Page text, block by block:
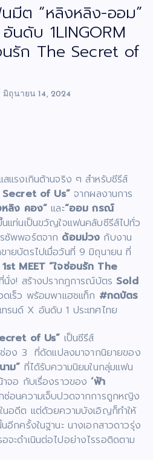
มีต “หลิงหลิง-ออม”
นดับ 1LINGORM
นรัก The Secret of
มิถุนายน 14, 2024
แรงเกินต้านจริง ๆ สำหรับซีรีส์
Secret of Us”จากผลงานการ
ลิง คอง” และ“ออม กรณ์
แท่นเป็นขวัญใจแฟนคลับซีรีส์ไปทั่ว
ซัพพอร์ตจาก ด้อมม่วง กับงาน
ยบัตรไปเมื่อวันที่ 9 มิถุนายน ที่
1st MEET “ใจซ่อนรัก The
นั่ง! สร้างปรากฎการณ์บัตร Sold
ดเร็ว พร้อมพาแฮชแท็ก #กดบัตร
รนด์ X อันดับ 1 ประเทศไทย
of Us” เป็นซีรีส์
อง 3 ที่ดัดแปลงมาจากนิยายของ
าม” ที่ได้รับความนิยมในกลุ่มแฟน
าจอ กับเรื่องราวของ‘ฟ้า
อนความเจ็บปวดจากการถูกหญิง
นอดีต แต่ด้วยความบังเอิญก็ทำให้
กครั้งในฐานะ นางเอกสาวดาวรุ่ง
จะดำเนินต่อไปอย่างไรรอติดตาม